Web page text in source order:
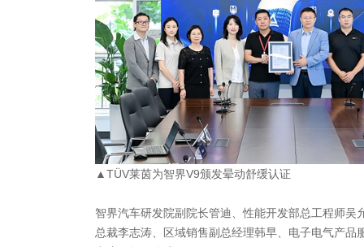
▲TÜV莱茵为智界V9颁发晕动舒缓认证
智界汽车研发院副院长管迪、性能开发部总工程师吴
总裁李志涛、区域销售副总经理韩早、电子电气产品